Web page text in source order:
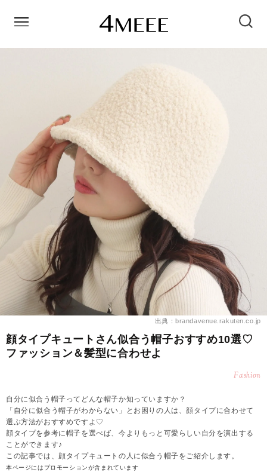
出典：brandavenue.rakuten.co.jp
顔タイプキュートさん似合う帽子おすすめ10選♡
ファッション＆髪型に合わせよ
Fashion
自分に似合う帽子ってどんな帽子か知っていますか？
「自分に似合う帽子がわからない」とお困りの人は、顔タイプに合わせて
選ぶ方法がおすすめですよ♡
顔タイプを参考に帽子を選べば、今よりもっと可愛らしい自分を演出する
ことができます♪
この記事では、顔タイプキュートの人に似合う帽子をご紹介します。
本ページにはプロモーションが含まれています